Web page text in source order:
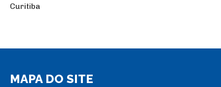
Curitiba
MAPA DO SITE